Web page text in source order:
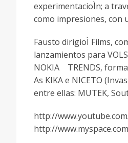
experimentacioÌn; a
como impresiones, con
Fausto dirigioÌ Films,
lanzamientos para
NOKIA TRENDS,
As KIKA e NICETO
entre ellas: MUTEK,
http://
http://